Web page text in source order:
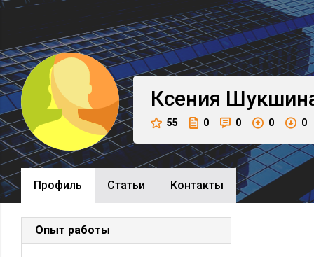
Ксения
55 0 0 0 0
Профиль Cтатьи Контакты
Опыт работы